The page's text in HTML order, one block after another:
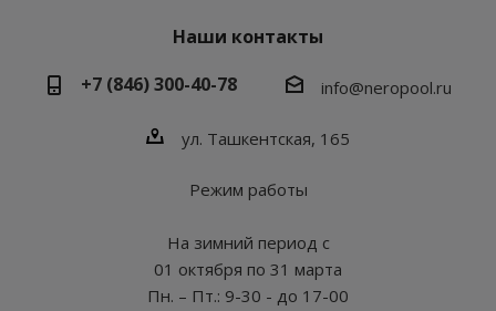
Наши контакты
+7 (846) 300-40-78
info@neropool.ru
ул. Ташкентская, 165
Режим работы
На зимний период с
01 октября по 31 марта
Пн. – Пт.: 9-30 - до 17-00